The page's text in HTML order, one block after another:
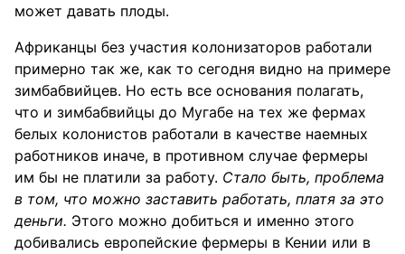
может давать плоды.
Африканцы без участия колонизаторов работали
примерно так же, как то сегодня видно на примере
зимбабвийцев. Но есть все основания полагать,
что и зимбабвийцы до Мугабе на тех же фермах
белых колонистов работали в качестве наемных
работников иначе, в противном случае фермеры
им бы не платили за работу. Стало быть, проблема
в том, что можно заставить работать, платя за это
деньги. Этого можно добиться и именно этого
добивались европейские фермеры в Кении или в